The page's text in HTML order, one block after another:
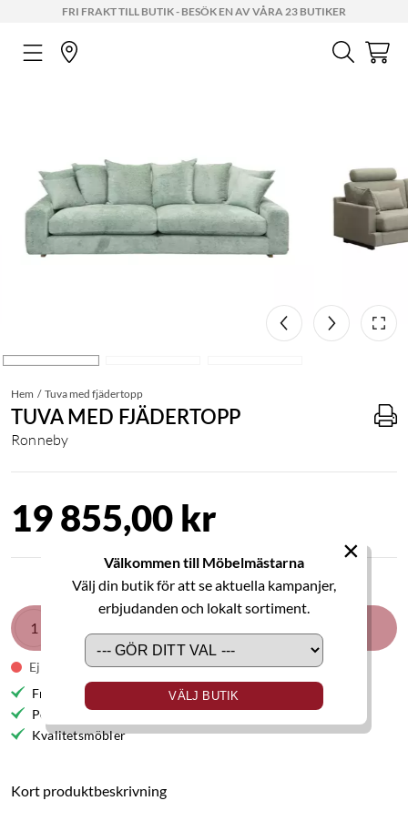
FRI FRAKT TILL BUTIK - BESÖK EN AV VÅRA 23 BUTIKER
Välkommen till Möbelmästarna
Välj din butik för att se aktuella kampanjer,
erbjudanden och lokalt sortiment.
VÄLJ BUTIK
×
Hem Tuva med fjädertopp
TUVA MED FJÄDERTOPP
Ronneby
19 855,00 kr
Ej i lager
Fri frakt till butik
Personlig service
Kvalitetsmöbler
Kort produktbeskrivning